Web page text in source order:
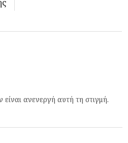
ανενεργή αυτή τη στιγμή.